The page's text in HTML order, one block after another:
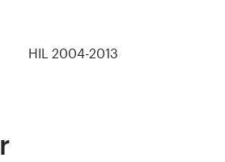
HIL 2004-2013